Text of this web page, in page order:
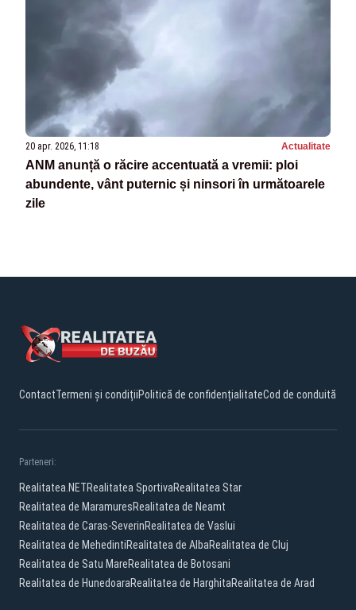
20 apr. 2026, 11:18 Actualitate
ANM anunță o răcire accentuată a vremii: ploi
abundente, vânt puternic și ninsori în următoarele
zile
ContactTermeni și condițiiPolitică de confidențialitateCod de conduită
Parteneri:
Realitatea.NETRealitatea SportivaRealitatea Star
Realitatea de MaramuresRealitatea de Neamt
Realitatea de Caras-SeverinRealitatea de Vaslui
Realitatea de MehedintiRealitatea de AlbaRealitatea de Cluj
Realitatea de Satu MareRealitatea de Botosani
Realitatea de HunedoaraRealitatea de HarghitaRealitatea de Arad